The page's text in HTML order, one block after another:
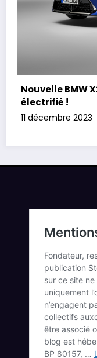
Nouvelle BMW
électrifié !
11 décembre 2023